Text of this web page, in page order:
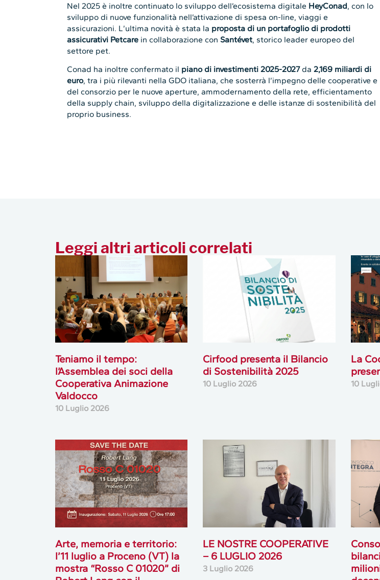
Nel 2025 è inoltre continuato lo sviluppo dell’ecosistema digitale HeyConad, con lo
sviluppo di nuove funzionalità nell’attivazione di spesa on-line, viaggi e
assicurazioni. L’ultima novità è stata la proposta di un portafoglio di prodotti
assicurativi Petcare in collaborazione con Santévet, storico leader europeo del
settore pet.
Conad ha inoltre confermato il piano di investimenti 2025-2027da2,169 miliardi di
euro, tra i più rilevanti nella GDO italiana, che sosterrà l’impegno delle cooperative e
del consorzio per le nuove aperture, ammodernamento della rete, efficientamento
della supply chain, sviluppo della digitalizzazione e delle istanze di sostenibilità del
proprio business.
Leggi altri articoli correlati
Teniamo il tempo:
l’Assemblea dei soci della
Cooperativa Animazione
Valdocco
10 Luglio 2026
Cirfood presenta il Bilancio
di Sostenibilità 2025
10 Luglio 2026
La
10
Arte, memoria e territorio:
l’11 luglio a Proceno (VT) la
mostra “Rosso C 01020” di
LE NOSTRE COOPERATIVE
– 6 LUGLIO 2026
3 Luglio 2026